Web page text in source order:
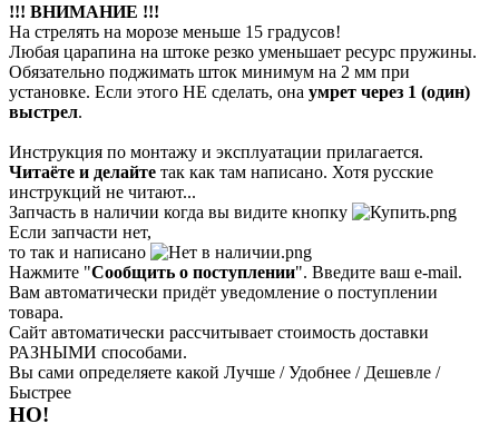
!!! ВНИМАНИЕ !!!
На стрелять на морозе меньше 15 градусов!
Любая царапина на штоке резко уменьшает ресурс пружины.
Обязательно поджимать шток минимум на 2 мм при
установке. Если этого НЕ сделать, она умрет через 1 (один)
выстрел.
Инструкция по монтажу и эксплуатации прилагается.
Читаёте и делайте так как там написано. Хотя русские
инструкций не читают...
Запчасть в наличии когда вы видите кнопку
Если запчасти нет,
то так и написано
Нажмите "Сообщить о поступлении". Введите ваш e-mail.
Вам автоматически придёт уведомление о поступлении
товара.
Сайт автоматически рассчитывает стоимость доставки
РАЗНЫМИ способами.
Вы сами определяете какой Лучше / Удобнее / Дешевле /
Быстрее
НО!